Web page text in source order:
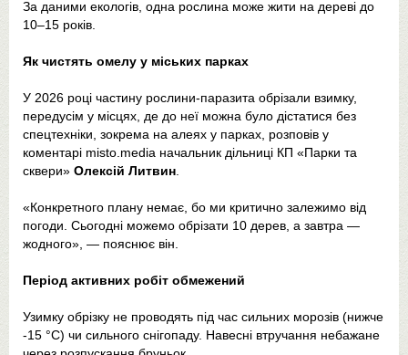
За даними екологів, одна рослина може жити на дереві до
10–15 років.
Як чистять омелу у міських парках
У 2026 році частину рослини-паразита обрізали взимку,
передусім у місцях, де до неї можна було дістатися без
спецтехніки, зокрема на алеях у парках, розповів у
коментарі misto.media начальник дільниці КП «Парки та
сквери» Олексій Литвин
«Конкретного плану немає, бо ми критично залежимо від
погоди. Сьогодні можемо обрізати 10 дерев, а завтра —
жодного», — пояснює він.
Період активних робіт обмежений
Узимку обрізку не проводять під час сильних морозів (нижче
-15 °C) чи сильного снігопаду. Навесні втручання небажане